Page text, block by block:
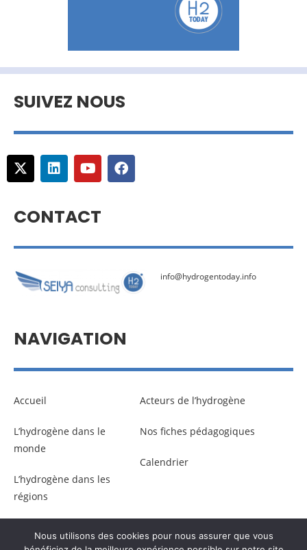
SUIVEZ NOUS
CONTACT
info@hydrogentoday.info
NAVIGATION
Accueil
L’hydrogène dans le
monde
L’hydrogène dans les
régions
Acteurs de l’hydrogène
Nos fiches pédagogiques
Calendrier
© Copyright –Communicaweb 2026
Nous utilisons des cookies pour nous assurer que vous